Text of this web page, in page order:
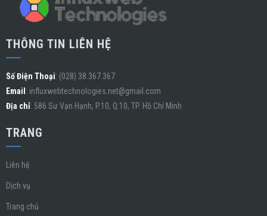
THÔNG TIN LIÊN HỆ
Số Điện Thoại: (028) 38.367.367
Email : influxwebtechnologies.net@gmail.com
Địa chỉ: 586 Sư Vạn Hạnh, P.10, Q.10, TP. Hồ Chí Minh
TRANG
Liên hệ
Dịch vụ
Trang chủ